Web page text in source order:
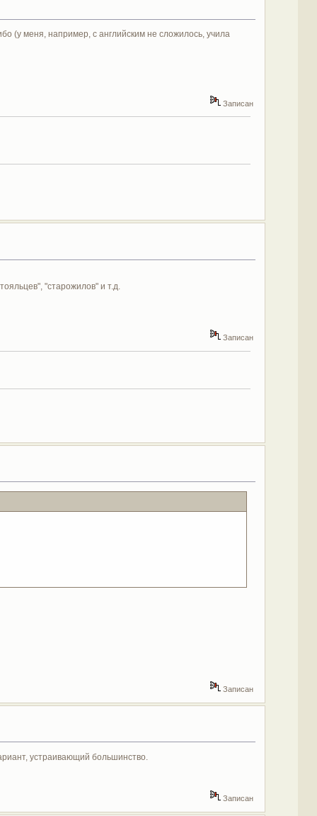
(у меня, например, с английским не сложилось, учила
Записан
"старожилов" и т.д.
Записан
Записан
устраивающий большинство.
Записан